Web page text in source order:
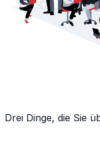
Drei Dinge, die Sie